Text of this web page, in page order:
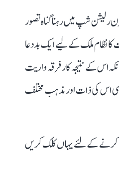
شپ میں رہنا گناہ تصور
نظام ملک کے لیے ایک بد دعا
اس کے نتیجہ کار فرقہ واریت
ہی اس کی ذات اور مذہب مختلف
کرنے کے لئے یہاں کلک کریں